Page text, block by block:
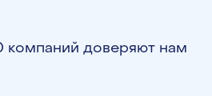
компаний доверяют нам